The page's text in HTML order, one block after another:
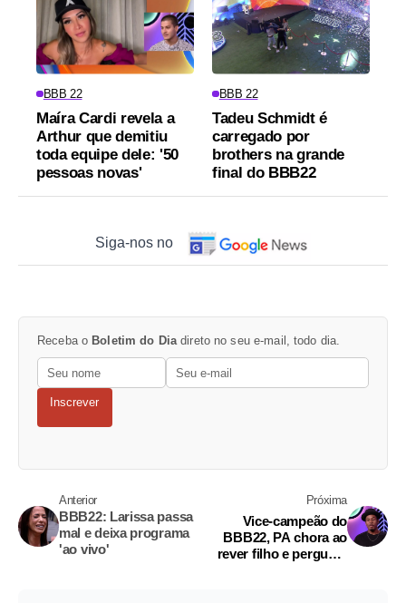
BBB 22
Maíra Cardi revela a
Arthur que demitiu
toda equipe dele: '50
pessoas novas'
BBB 22
Tadeu Schmidt é
carregado por
brothers na grande
final do BBB22
Siga-nos no
Receba o Boletim do Dia direto no seu e-mail, todo dia.
Inscrever
Anterior
BBB22: Larissa passa
mal e deixa programa
'ao vivo'
Próxima
Vice-campeão do
BBB22, PA chora ao
rever filho e pergunta